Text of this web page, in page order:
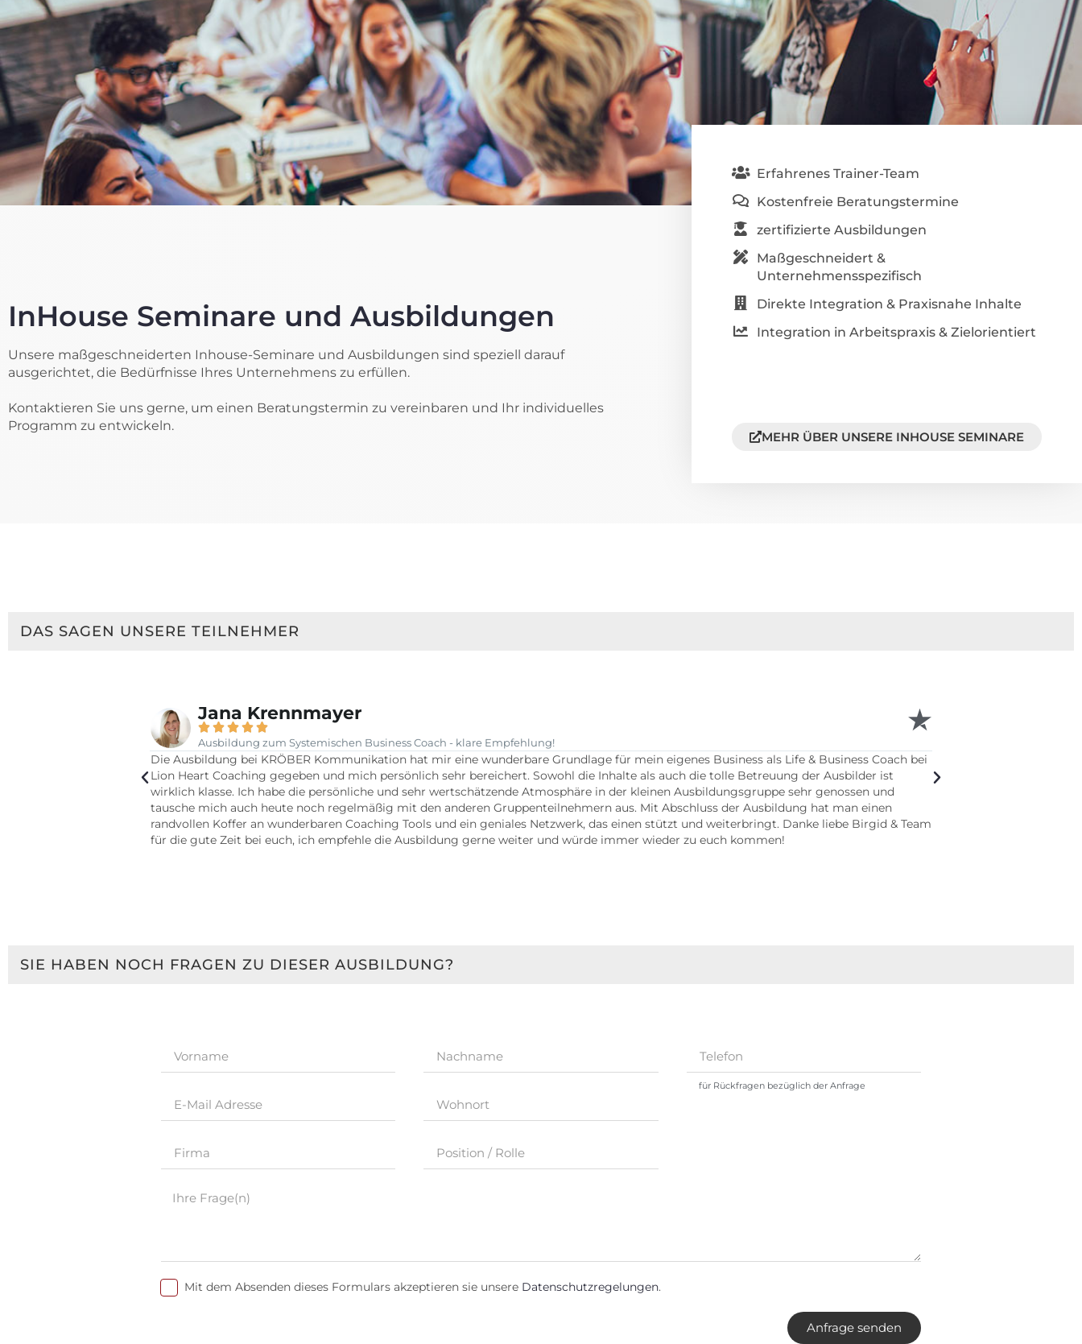
InHouse Seminare und Ausbildungen
Unsere maßgeschneiderten Inhouse-Seminare und Ausbildungen sind speziell darauf
ausgerichtet, die Bedürfnisse Ihres Unternehmens zu erfüllen.
Kontaktieren Sie uns gerne, um einen Beratungstermin zu vereinbaren und Ihr individuelles
Programm zu entwickeln.
Erfahrenes Trainer-Team
Kostenfreie Beratungstermine
zertifizierte Ausbildungen
Maßgeschneidert &
Unternehmensspezifisch
Direkte Integration & Praxisnahe Inhalte
Integration in Arbeitspraxis & Zielorientiert
MEHR ÜBER UNSERE INHOUSE SEMINARE
DAS SAGEN UNSERE TEILNEHMER
Jana Krennmayer
    
Ausbildung zum Systemischen Business Coach - klare Empfehlung!
Die Ausbildung bei KRÖBER Kommunikation hat mir eine wunderbare Grundlage für mein eigenes Business als Life & Business Coach bei
Lion Heart Coaching gegeben und mich persönlich sehr bereichert. Sowohl die Inhalte als auch die tolle Betreuung der Ausbilder ist
wirklich klasse. Ich habe die persönliche und sehr wertschätzende Atmosphäre in der kleinen Ausbildungsgruppe sehr genossen und
tausche mich auch heute noch regelmäßig mit den anderen Gruppenteilnehmern aus. Mit Abschluss der Ausbildung hat man einen
randvollen Koffer an wunderbaren Coaching Tools und ein geniales Netzwerk, das einen stützt und weiterbringt. Danke liebe Birgid & Team
für die gute Zeit bei euch, ich empfehle die Ausbildung gerne weiter und würde immer wieder zu euch kommen!
SIE HABEN NOCH FRAGEN ZU DIESER AUSBILDUNG?
für Rückfragen bezüglich der Anfrage
Mit dem Absenden dieses Formulars akzeptieren sie unsere Datenschutzregelungen.
Anfrage senden